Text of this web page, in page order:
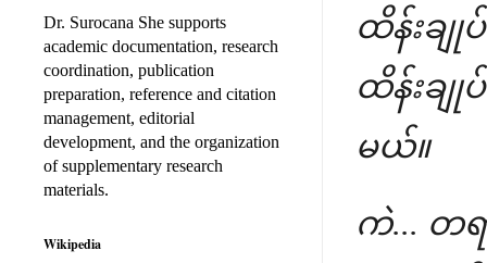
ထိန်းချု
ထိန်းခ
မယ်။
ကဲ... တ
Dr. Surocana She supports
academic documentation, research
coordination, publication
preparation, reference and citation
management, editorial
development, and the organization
of supplementary research
materials.
Wikipedia